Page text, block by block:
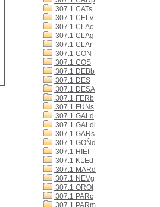
307.1 CATs
307.1 CELv
307.1 CLAc
307.1 CLAg
307.1 CLAr
307.1 CON
307.1 COS
307.1 DEBb
307.1 DES
307.1 DESA
307.1 FERb
307.1 FUNs
307.1 GALd
307.1 GALdl
307.1 GARs
307.1 GOÑd
307.1 HIEf
307.1 KLEd
307.1 MARd
307.1 NEVg
307.1 OROt
307.1 PARc
307.1 PARm